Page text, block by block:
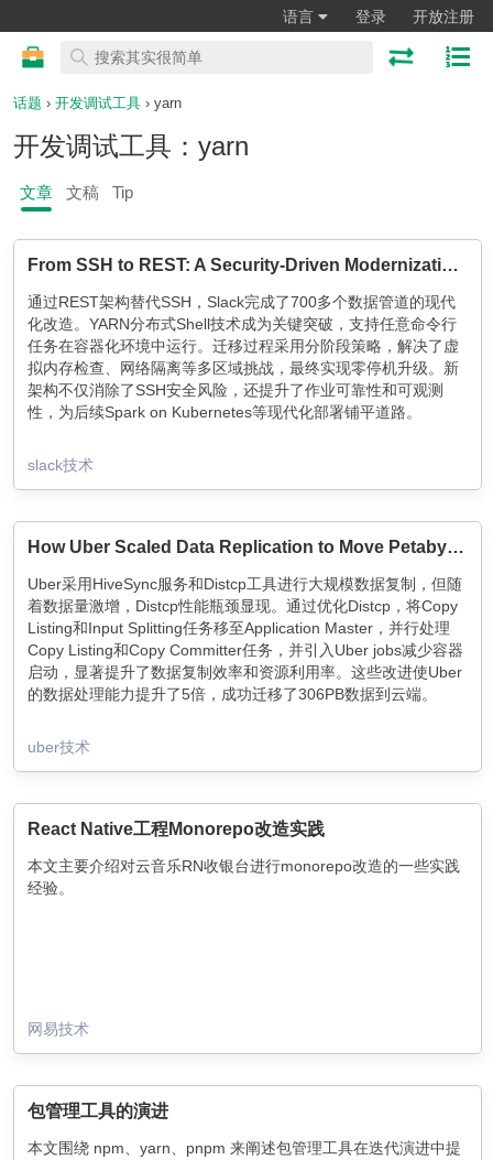
语言 登录 开放注册
话题 › 开发调试工具 › yarn
开发调试工具：yarn
文章 文稿 Tip
From SSH to REST: A Security-Driven Modernization of Slack’s EMR Data Pipelines
通过REST架构替代SSH，Slack完成了700多个数据管道的现代
化改造。YARN分布式Shell技术成为关键突破，支持任意命令行
任务在容器化环境中运行。迁移过程采用分阶段策略，解决了虚
拟内存检查、网络隔离等多区域挑战，最终实现零停机升级。新
架构不仅消除了SSH安全风险，还提升了作业可靠性和可观测
性，为后续Spark on Kubernetes等现代化部署铺平道路。
slack技术
How Uber Scaled Data Replication to Move Petabytes Every Day
Uber采用HiveSync服务和Distcp工具进行大规模数据复制，但随
着数据量激增，Distcp性能瓶颈显现。通过优化Distcp，将Copy
Listing和Input Splitting任务移至Application Master，并行处理
Copy Listing和Copy Committer任务，并引入Uber jobs减少容器
启动，显著提升了数据复制效率和资源利用率。这些改进使Uber
的数据处理能力提升了5倍，成功迁移了306PB数据到云端。
uber技术
React Native工程Monorepo改造实践
本文主要介绍对云音乐RN收银台进行monorepo改造的一些实践
经验。
网易技术
包管理工具的演进
本文围绕 npm、yarn、pnpm 来阐述包管理工具在迭代演进中提